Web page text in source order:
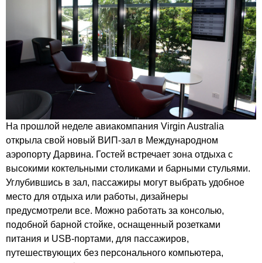
На прошлой неделе авиакомпания Virgin Australia
открыла свой новый ВИП-зал в Международном
аэропорту Дарвина. Гостей встречает зона отдыха с
высокими коктельными столиками и барными стульями.
Углубившись в зал, пассажиры могут выбрать удобное
место для отдыха или работы, дизайнеры
предусмотрели все. Можно работать за консолью,
подобной барной стойке, оснащенный розетками
питания и USB-портами, для пассажиров,
путешествующих без персонального компьютера,